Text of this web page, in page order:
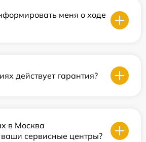
меня о ходе
действует гарантия?
в Москва
сервисные центры?